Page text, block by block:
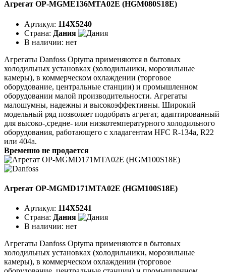
Агрегат OP-MGME136MTA02E (HGM080S18E)
Артикул: 114X5240
Страна: Дания
В наличии: нет
Агрегаты Danfoss Optyma применяются в бытовых
холодильных установках (холодильники, морозильные
камеры), в коммерческом охлаждении (торговое
оборудование, центральные станции) и промышленном
оборудовании малой производительности. Агрегаты
малошумны, надежны и высокоэффективны. Широкий
модельный ряд позволяет подобрать агрегат, адаптированный
для высоко-,средне- или низкотемпературного холодильного
оборудования, работающего с хладагентам HFC R-134a, R22
или 404a.
Временно не продается
Агрегат OP-MGMD171MTA02E (HGM100S18E)
Артикул: 114X5241
Страна: Дания
В наличии: нет
Агрегаты Danfoss Optyma применяются в бытовых
холодильных установках (холодильники, морозильные
камеры), в коммерческом охлаждении (торговое